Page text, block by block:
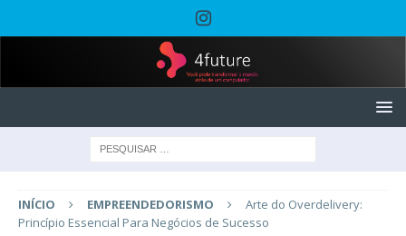
INÍCIO EMPREENDEDORISMO
Arte do Overdelivery:
Princípio Essencial Para Negócios de Sucesso